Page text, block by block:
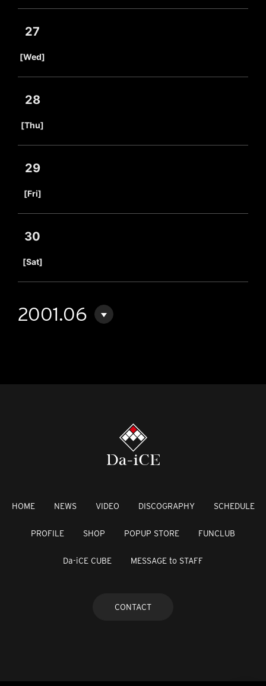
27
[Wed]
28
[Thu]
29
[Fri]
30
[Sat]
2001.06
HOME NEWS VIDEO DISCOGRAPHY SCHEDULE
PROFILE SHOP POPUP STORE FUNCLUB
Da-iCE CUBE MESSAGE to STAFF
CONTACT